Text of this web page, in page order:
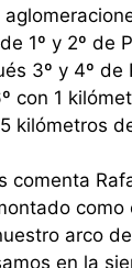
1º y 2º de
3º y 4º de
con 1
kilómetros
comenta
como
arco
en la